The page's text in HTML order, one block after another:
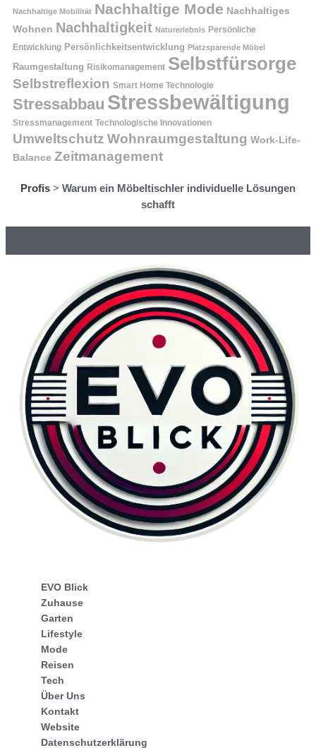
Nachhaltige Mobilität Nachhaltige Mode Nachhaltiges
Wohnen Nachhaltigkeit Naturerlebnis Persönliche
Entwicklung Persönlichkeitsentwicklung Platzsparende Möbel
Raumgestaltung Risikomanagement Selbstfürsorge
Selbstreflexion Smart Home Technologie
Stressabbau Stressbewältigung
Stressmanagement Technologische Innovationen
Umweltschutz Wohnraumgestaltung Work-Life-
Balance Zeitmanagement
Profis > Warum ein Möbeltischler individuelle Lösungen
schafft
EVO Blick
Zuhause
Garten
Lifestyle
Mode
Reisen
Tech
Über Uns
Kontakt
Website
Datenschutzerklärung